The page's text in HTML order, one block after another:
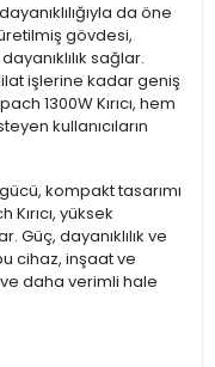
da öne
gövdesi,
sağlar.
işlerine kadar geniş
1300W Kırıcı, hem
kullanıcıların
kompakt tasarımı
yüksek
dayanıklılık ve
cihaz, inşaat ve
daha verimli hale